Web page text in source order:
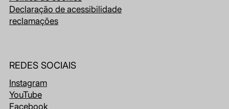
Declaração de acessibilidade
reclamações
REDES SOCIAIS
Instagram
YouTube
Facebook